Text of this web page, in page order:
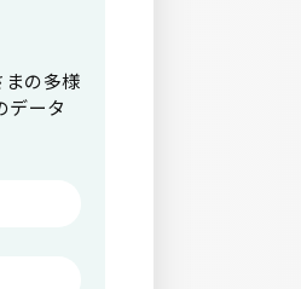
の多様
データ